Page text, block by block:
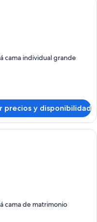
cama individual grande
precios y disponibilidad
sala de estar moderna con un
cama de matrimonio